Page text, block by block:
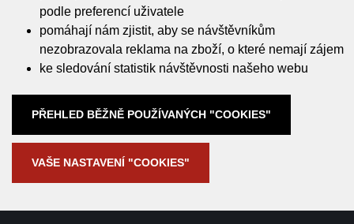
podle preferencí uživatele
pomáhají nám zjistit, aby se návštěvníkům
nezobrazovala reklama na zboží, o které nemají zájem
ke sledování statistik návštěvnosti našeho webu
PŘEHLED BĚŽNĚ POUŽÍVANÝCH "COOKIES"
VAŠE NASTAVENÍ "COOKIES"